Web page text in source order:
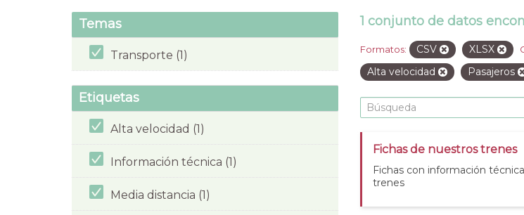
Temas
Transporte (1)
Etiquetas
Alta velocidad (1)
Información técnica (1)
Media distancia (1)
1 conjunto de datos
Formatos: CSV XLSX
Alta velocidad
Pasajeros
Fichas de nuestros trenes
Fichas con información
trenes